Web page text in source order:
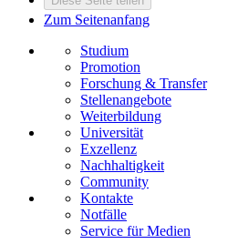
Zum Seitenanfang
Studium
Promotion
Forschung & Transfer
Stellenangebote
Weiterbildung
Universität
Exzellenz
Nachhaltigkeit
Community
Kontakte
Notfälle
Service für Medien